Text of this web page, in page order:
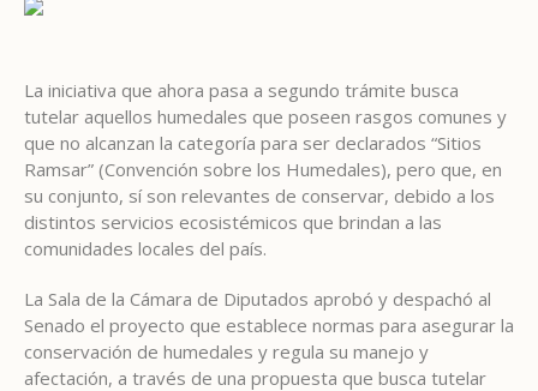
La iniciativa que ahora pasa a segundo trámite busca
tutelar aquellos humedales que poseen rasgos comunes y
que no alcanzan la categoría para ser declarados “Sitios
Ramsar” (Convención sobre los Humedales), pero que, en
su conjunto, sí son relevantes de conservar, debido a los
distintos servicios ecosistémicos que brindan a las
comunidades locales del país.
La Sala de la Cámara de Diputados aprobó y despachó al
Senado el proyecto que establece normas para asegurar la
conservación de humedales y regula su manejo y
afectación, a través de una propuesta que busca tutelar